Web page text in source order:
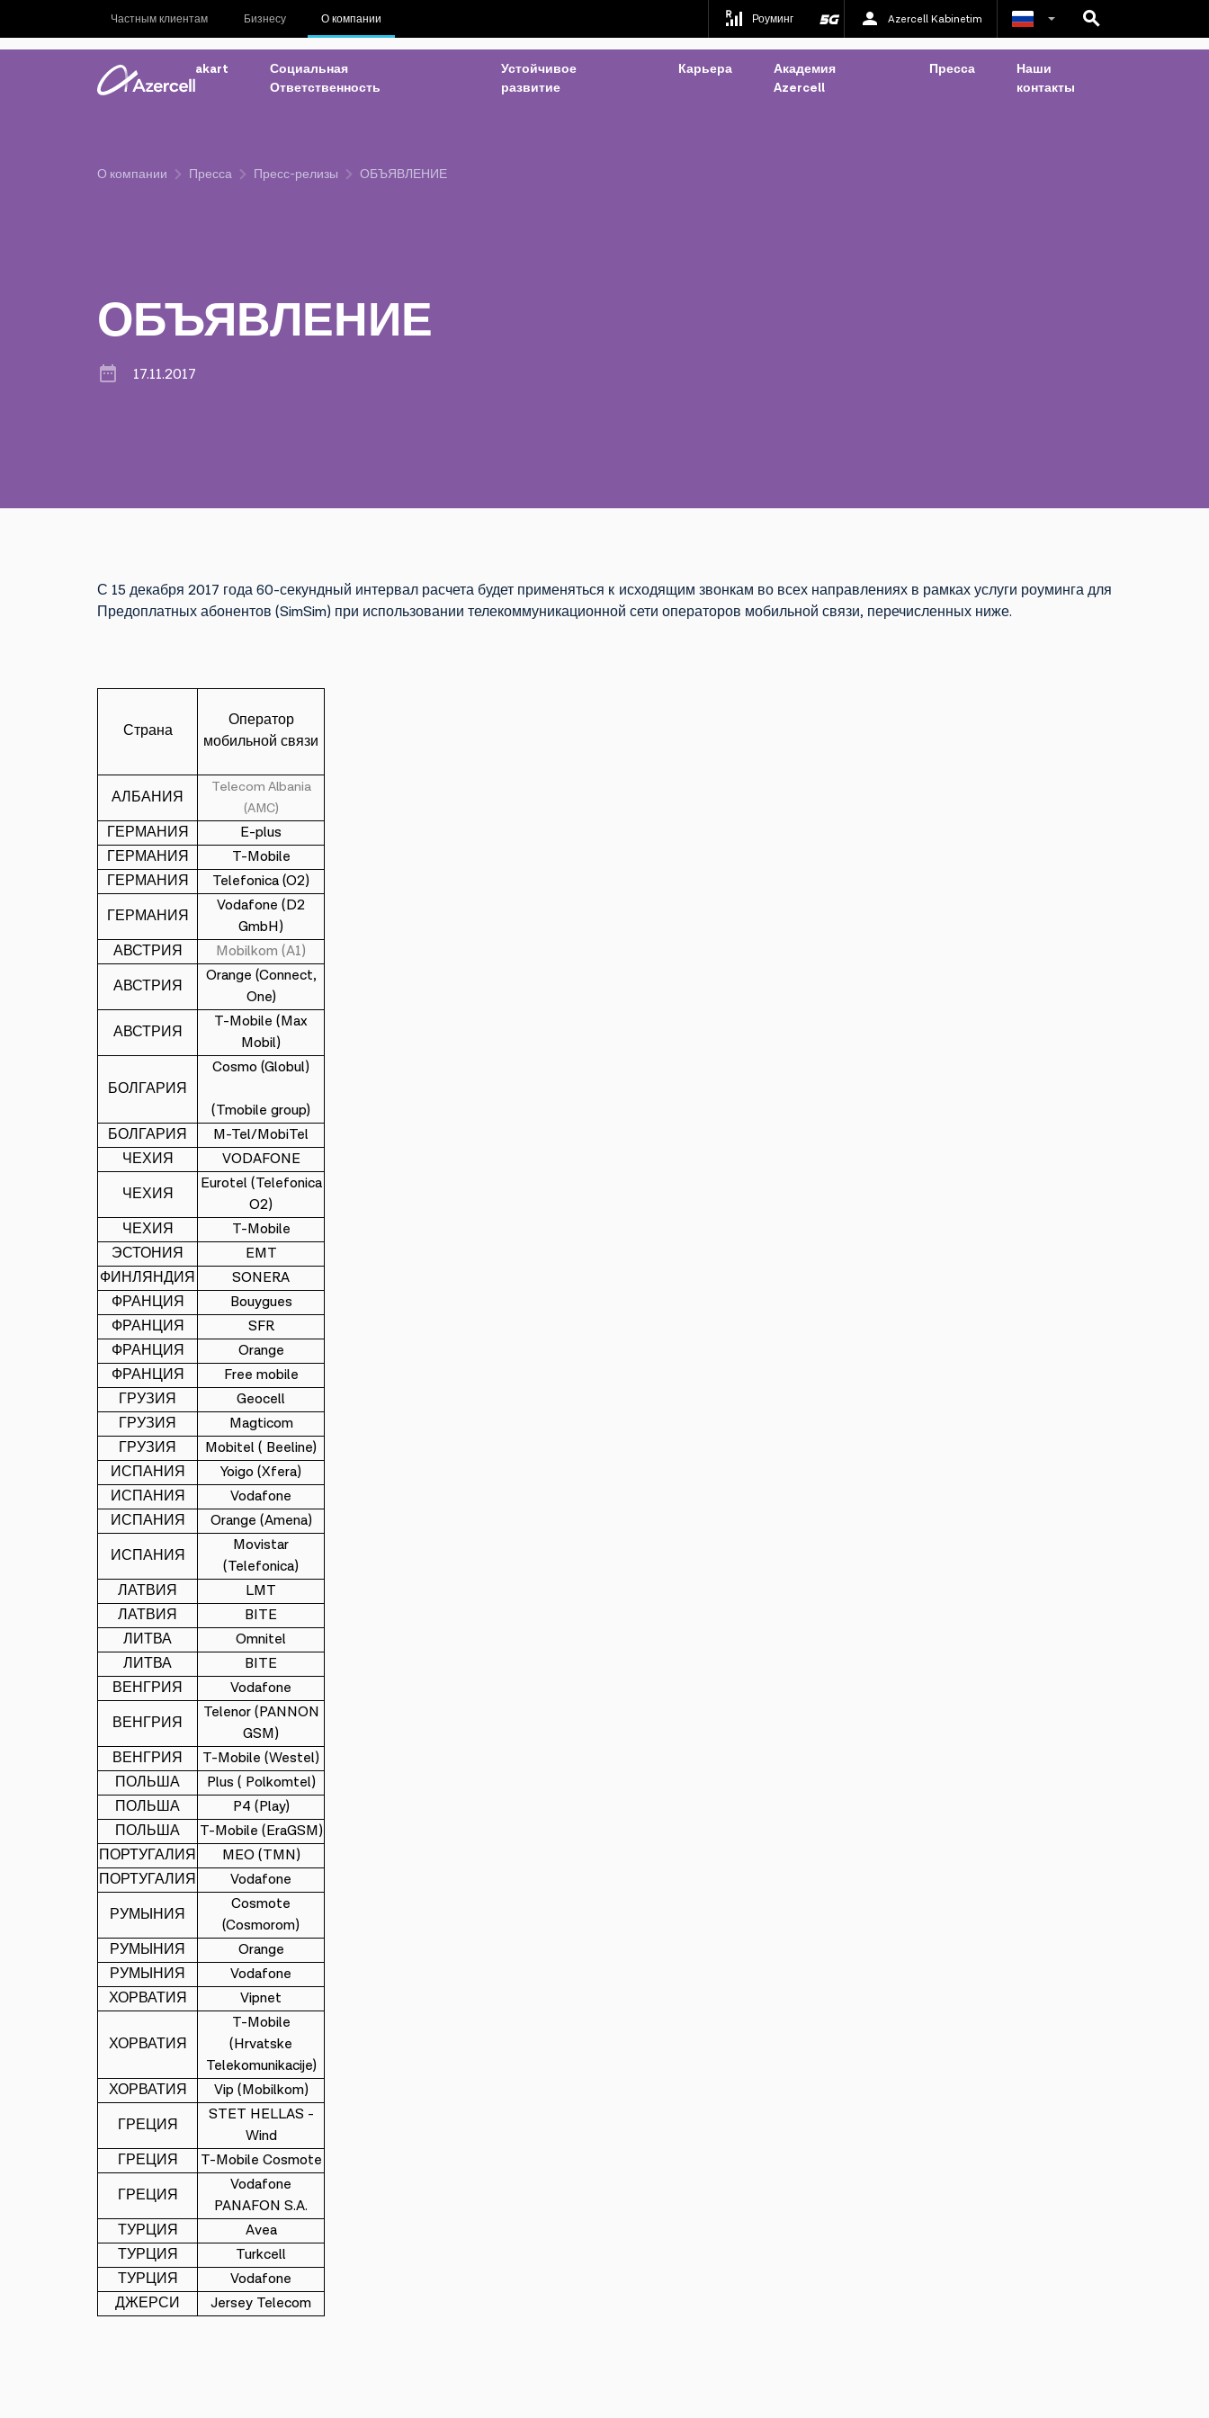
Частным клиентам Бизнесу О компании Роуминг Azercell Kabinetim
Азербайджанский
akart
Социальная
Ответственность
Устойчивое
развитие
Карьера
Академия
Azercell
Пресса
Наши
контакты
О компании Пресса Пресс-релизы ОБЪЯВЛЕНИЕ
ОБЪЯВЛЕНИЕ
17.11.2017
С 15 декабря 2017 года 60-секундный интервал расчета будет применяться к исходящим звонкам во всех направлениях в рамках услуги роуминга для
Предоплатных абонентов (SimSim) при использовании телекоммуникационной сети операторов мобильной связи, перечисленных ниже.
Страна
Оператор
мобильной связи
АЛБАНИЯ
Telecom Albania
(AMC)
ГЕРМАНИЯ
E-plus
ГЕРМАНИЯ
T-Mobile
ГЕРМАНИЯ
Telefonica (O2)
ГЕРМАНИЯ
Vodafone (D2
GmbH)
АВСТРИЯ
Mobilkom (A1)
АВСТРИЯ
Orange (Connect,
One)
АВСТРИЯ
T-Mobile (Max
Mobil)
БОЛГАРИЯ
Cosmo (Globul)
(Tmobile group)
БОЛГАРИЯ
M-Tel/MobiTel
ЧЕХИЯ
VODAFONE
ЧЕХИЯ
Eurotel (Telefonica
O2)
ЧЕХИЯ
T-Mobile
ЭСТОНИЯ
EMT
ФИНЛЯНДИЯ
SONERA
ФРАНЦИЯ
Bouygues
ФРАНЦИЯ
SFR
ФРАНЦИЯ
Orange
ФРАНЦИЯ
Free mobile
ГРУЗИЯ
Geocell
ГРУЗИЯ
Magticom
ГРУЗИЯ
Mobitel ( Beeline)
ИСПАНИЯ
Yoigo (Xfera)
ИСПАНИЯ
Vodafone
ИСПАНИЯ
Orange (Amena)
ИСПАНИЯ
Movistar
(Telefonica)
ЛАТВИЯ
LMT
ЛАТВИЯ
BITE
ЛИТВА
Omnitel
ЛИТВА
BITE
ВЕНГРИЯ
Vodafone
ВЕНГРИЯ
Telenor (PANNON
GSM)
ВЕНГРИЯ
T-Mobile (Westel)
ПОЛЬША
Plus ( Polkomtel)
ПОЛЬША
P4 (Play)
ПОЛЬША
T-Mobile (EraGSM)
ПОРТУГАЛИЯ
MEO (TMN)
ПОРТУГАЛИЯ
Vodafone
РУМЫНИЯ
Cosmote
(Cosmorom)
РУМЫНИЯ
Orange
РУМЫНИЯ
Vodafone
ХОРВАТИЯ
Vipnet
ХОРВАТИЯ
T-Mobile
(Hrvatske
Telekomunikacije)
ХОРВАТИЯ
Vip (Mobilkom)
ГРЕЦИЯ
STET HELLAS -
Wind
ГРЕЦИЯ
T-Mobile Cosmote
ГРЕЦИЯ
Vodafone
PANAFON S.A.
ТУРЦИЯ
Avea
ТУРЦИЯ
Turkcell
ТУРЦИЯ
Vodafone
ДЖЕРСИ
Jersey Telecom